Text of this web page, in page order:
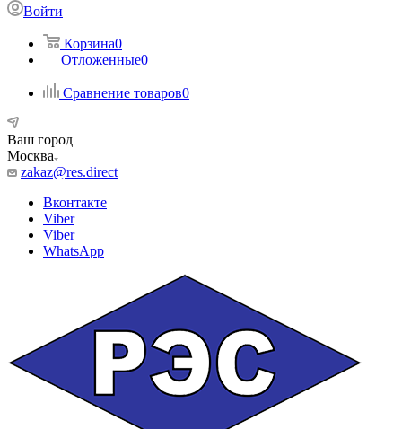
Войти
Корзина0
Отложенные0
Сравнение товаров0
Ваш город
Москва
zakaz@res.direct
Вконтакте
Viber
Viber
WhatsApp